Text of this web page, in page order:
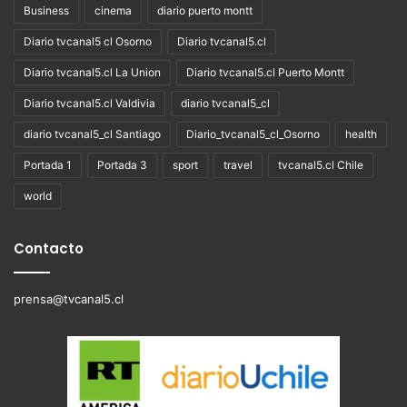
Business cinema diario puerto montt
Diario tvcanal5 cl Osorno Diario tvcanal5.cl
Diario tvcanal5.cl La Union Diario tvcanal5.cl Puerto Montt
Diario tvcanal5.cl Valdivia diario tvcanal5_cl
diario tvcanal5_cl Santiago Diario_tvcanal5_cl_Osorno health
Portada 1 Portada 3 sport travel tvcanal5.cl Chile
world
Contacto
prensa@tvcanal5.cl